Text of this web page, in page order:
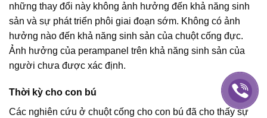
những thay đổi này không ảnh hưởng đến khả năng sinh
sản và sự phát triển phôi giai đoạn sớm. Không có ảnh
hưởng nào đến khả năng sinh sản của chuột cống đực.
Ảnh hưởng của perampanel trên khả năng sinh sản của
người chưa được xác định.
Thời kỳ cho con bú
Các nghiên cứu ở chuột cống cho con bú đã cho thấy sự